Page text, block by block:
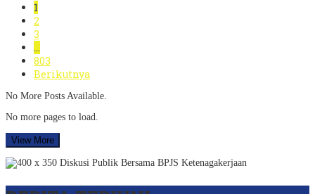
1
2
3
…
803
Berikutnya
No More Posts Available.
No more pages to load.
View More